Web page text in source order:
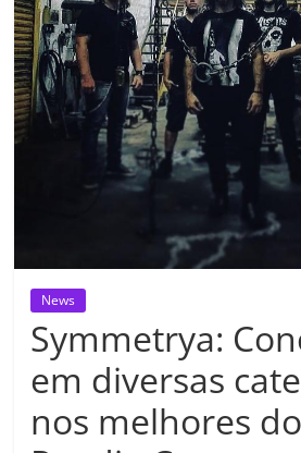
News
Symmetrya:
em diversas
nos melhores